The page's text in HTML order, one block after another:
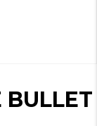
BULLET